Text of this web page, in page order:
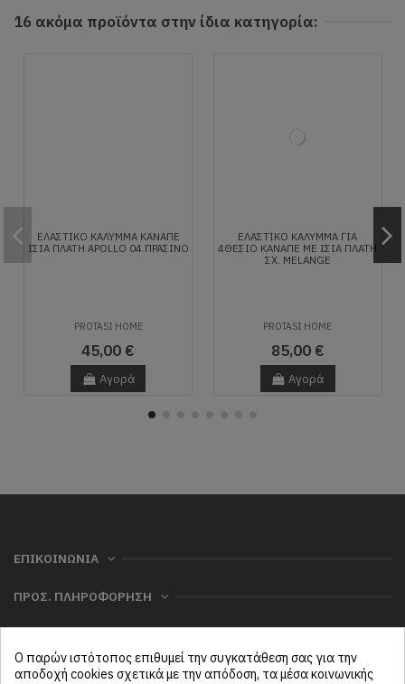
16 ακόμα προϊόντα στην ίδια κατηγορία:
ΕΛΑΣΤΙΚΟ ΚΑΛΥΜΜΑ ΚΑΝΑΠΕ
ΙΣΙΑ ΠΛΑΤΗ APOLLO 04 ΠΡΆΣΙΝΟ
PROTASI HOME
45,00 €
Αγορά
ΕΛΑΣΤΙΚΟ ΚAΛΥΜΜΑ ΓΙΑ
4ΘΕΣΙΟ ΚΑΝΑΠΕ ΜΕ ΙΣΙΑ ΠΛΑΤΗ
ΣΧ. MELANGE
PROTASI HOME
85,00 €
Αγορά
ΕΠΙΚΟΙΝΩΝΙΑ
ΠΡΟΣ. ΠΛΗΡΟΦΟΡΗΣΗ
ΜΕΝΟΥ
Ο παρών ιστότοπος επιθυμεί την συγκατάθεση σας για την
αποδοχή cookies σχετικά με την απόδοση, τα μέσα κοινωνικής